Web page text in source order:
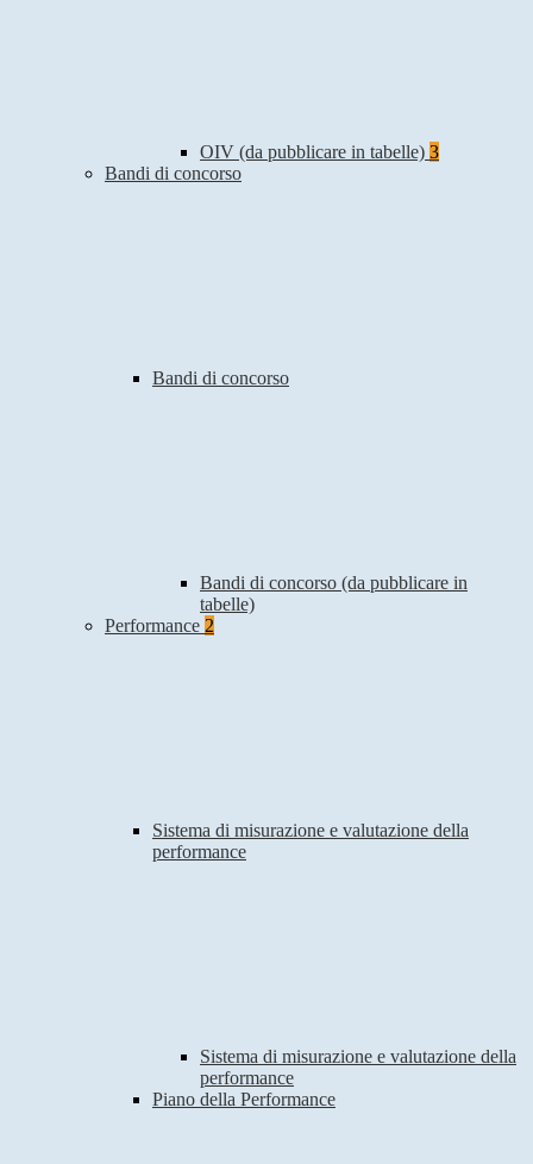
OIV (da pubblicare in tabelle) 3
Bandi di concorso
Bandi di concorso
Bandi di concorso (da pubblicare in
tabelle)
Performance 2
Sistema di misurazione e valutazione della
performance
Sistema di misurazione e valutazione della
performance
Piano della Performance